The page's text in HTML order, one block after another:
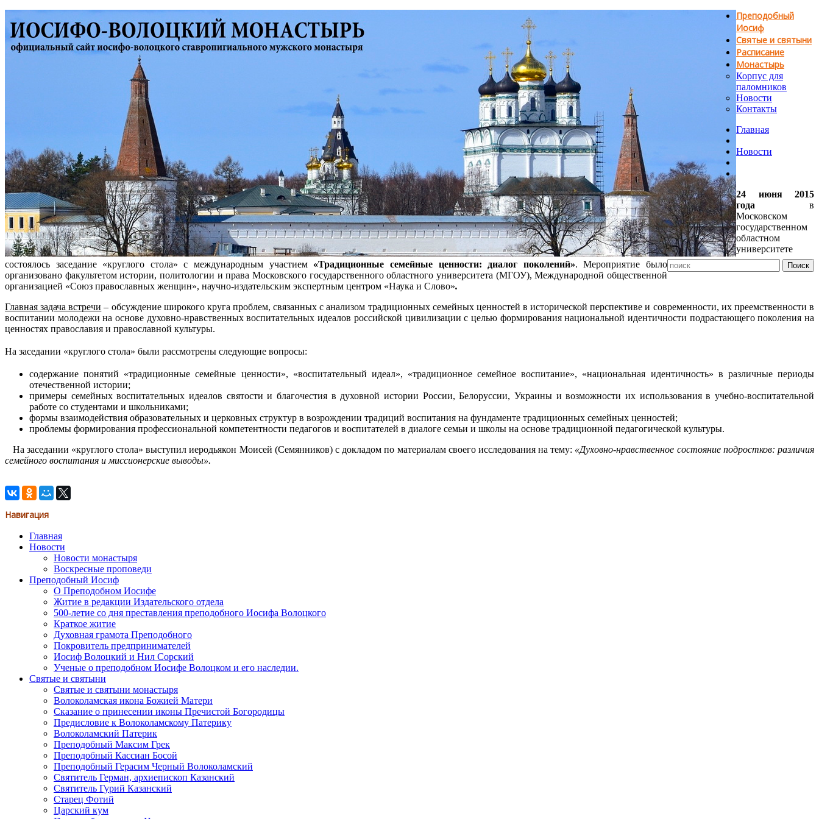
Преподобный
Иосиф
Святые и святыни
Расписание
Монастырь
Корпус для
паломников
Новости
Контакты
Главная
Новости
24 июня 2015
года в
Московском
государственном
областном
университете
состоялось заседание «круглого стола» с международным участием «Традиционные семейные ценности: диалог поколений». Мероприятие было
организовано факультетом истории, политологии и права Московского государственного областного университета (МГОУ), Международной общественной
организацией «Союз православных женщин», научно-издательским экспертным центром «Наука и Слово».
Главная задача встречи – обсуждение широкого круга проблем, связанных с анализом традиционных семейных ценностей в исторической перспективе и современности, их преемственности в
воспитании молодежи на основе духовно-нравственных воспитательных идеалов российской цивилизации с целью формирования национальной идентичности подрастающего поколения на
ценностях православия и православной культуры.
На заседании «круглого стола» были рассмотрены следующие вопросы:
содержание понятий «традиционные семейные ценности», «воспитательный идеал», «традиционное семейное воспитание», «национальная идентичность» в различные периоды
отечественной истории;
примеры семейных воспитательных идеалов святости и благочестия в духовной истории России, Белоруссии, Украины и возможности их использования в учебно-воспитательной
работе со студентами и школьниками;
формы взаимодействия образовательных и церковных структур в возрождении традиций воспитания на фундаменте традиционных семейных ценностей;
проблемы формирования профессиональной компетентности педагогов и воспитателей в диалоге семьи и школы на основе традиционной педагогической культуры.
На заседании «круглого стола» выступил иеродьякон Моисей (Семянников) с докладом по материалам своего исследования на тему: «Духовно-нравственное состояние подростков: различия
семейного воспитания и миссионерские выводы».
Навигация
Главная
Новости
Новости монастыря
Воскресные проповеди
Преподобный Иосиф
О Преподобном Иосифе
Житие в редакции Издательского отдела
500-летие со дня преставления преподобного Иосифа Волоцкого
Краткое житие
Духовная грамота Преподобного
Покровитель предпринимателей
Иосиф Волоцкий и Нил Сорский
Ученые о преподобном Иосифе Волоцком и его наследии.
Святые и святыни
Святые и святыни монастыря
Волоколамская икона Божией Матери
Сказание о принесении иконы Пречистой Богородицы
Предисловие к Волоколамскому Патерику
Волоколамский Патерик
Преподобный Максим Грек
Преподобный Кассиан Босой
Преподобный Герасим Черный Волоколамский
Святитель Герман, архиепископ Казанский
Святитель Гурий Казанский
Старец Фотий
Царский кум